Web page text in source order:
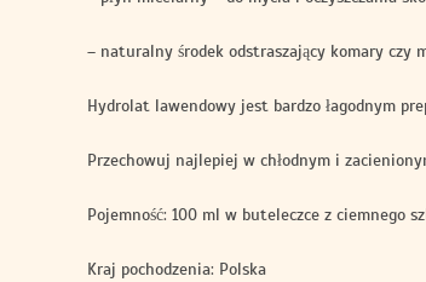
– naturalny środek odstraszający komary czy
Hydrolat lawendowy jest bardzo łagodnym
Przechowuj najlepiej w chłodnym i
Pojemność: 100 ml w buteleczce z ciemnego
Kraj pochodzenia: Polska